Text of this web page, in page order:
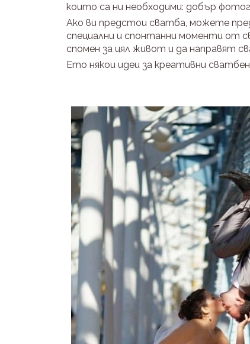
които са ни необходими: добър
Ако ви предстои сватба, можете
специални и спонтанни моменти от
спомен за цял живот и да направят
Ето някои идеи за креативни